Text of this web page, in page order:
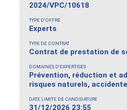
2024/VPC/10618
TYPE D'OFFRE
Experts
TYPE DE CONTRAT
Contrat de prestation de
DOMAINES D'EXPERTISES
Prévention, réduction et
risques naturels,
DATE LIMITE DE CANDIDATURE
31/12/2026 23:55